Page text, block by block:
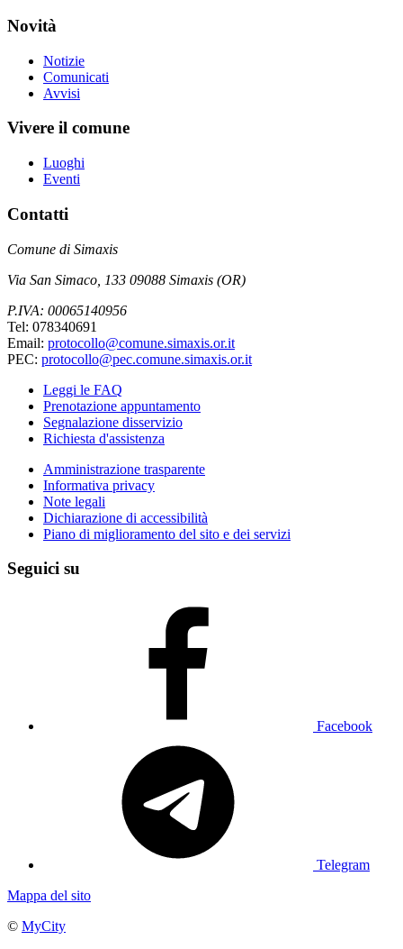
Novità
Notizie
Comunicati
Avvisi
Vivere il comune
Luoghi
Eventi
Contatti
Comune di Simaxis
Via San Simaco, 133 09088 Simaxis (OR)
P.IVA: 00065140956
Tel: 078340691
Email: protocollo@comune.simaxis.or.it
PEC: protocollo@pec.comune.simaxis.or.it
Leggi le FAQ
Prenotazione appuntamento
Segnalazione disservizio
Richiesta d'assistenza
Amministrazione trasparente
Informativa privacy
Note legali
Dichiarazione di accessibilità
Piano di miglioramento del sito e dei servizi
Seguici su
Facebook
Telegram
Mappa del sito
© MyCity